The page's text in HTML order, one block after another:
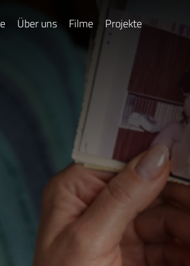
Über uns Filme Projekte